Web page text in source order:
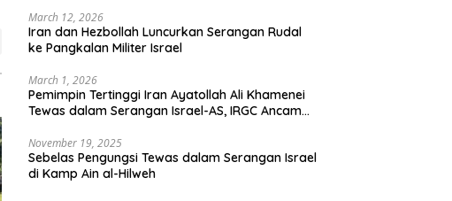
March 12, 2026
Iran dan Hezbollah Luncurkan Serangan Rudal
ke Pangkalan Militer Israel
March 1, 2026
Pemimpin Tertinggi Iran Ayatollah Ali Khamenei
Tewas dalam Serangan Israel-AS, IRGC Ancam
November 19, 2025
Sebelas Pengungsi Tewas dalam Serangan Israel
di Kamp Ain al-Hilweh